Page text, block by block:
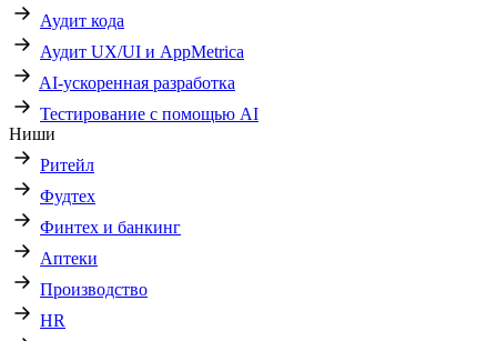
Аудит кода
Аудит UX/UI и AppMetrica
AI-ускоренная разработка
Тестирование с помощью AI
Ниши
Ритейл
Фудтех
Финтех и банкинг
Аптеки
Производство
HR